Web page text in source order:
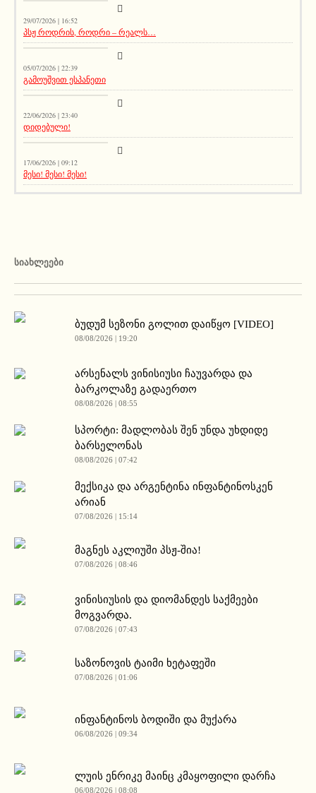
29/07/2026 | 16:52
პსჟ როდრის, როდრი – რეალს…
მთავარი ამბავი
05/07/2026 | 22:39
გამოუშვით ესპანეთი
მთავარი ამბავი
22/06/2026 | 23:40
დიდებული!
მთავარი ამბავი
17/06/2026 | 09:12
მესი! მესი! მესი!
ᲡᲘᲐᲮᲚᲔᲔᲑᲘ
ბუდუმ სეზონი გოლით დაიწყო [VIDEO]
08/08/2026 | 19:20
არსენალს ვინისიუსი ჩაუვარდა და
ბარკოლაზე გადაერთო
08/08/2026 | 08:55
სპორტი: მადლობას შენ უნდა უხდიდე
ბარსელონას
08/08/2026 | 07:42
მექსიკა და არგენტინა ინფანტინოსკენ
არიან
07/08/2026 | 15:14
მაგნეს აკლიუში პსჟ-შია!
07/08/2026 | 08:46
ვინისიუსის და დიომანდეს საქმეები
მოგვარდა.
07/08/2026 | 07:43
საზონოვის ტაიმი ხეტაფეში
07/08/2026 | 01:06
ინფანტინოს ბოდიში და მუქარა
06/08/2026 | 09:34
ლუის ენრიკე მაინც კმაყოფილი დარჩა
06/08/2026 | 08:08